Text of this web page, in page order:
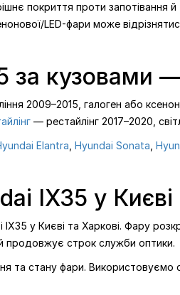
покриття проти
LED-фари може
кузовами —
2009–2015, галоген або
— рестайлінг 2017–2020,
Elantra Hyundai Sonata
IX35 у Києві
у Києві та Харкові. Фару
продовжує строк служби оптики.
та стану фари.